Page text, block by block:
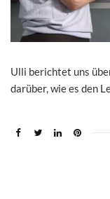
Ulli berichtet uns
darüber, wie es den